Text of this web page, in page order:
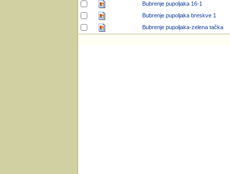
Bubrenje pupoljaka 16-1
Bubrenje pupoljaka breskve 1
Bubrenje pupoljaka-zelena tačka